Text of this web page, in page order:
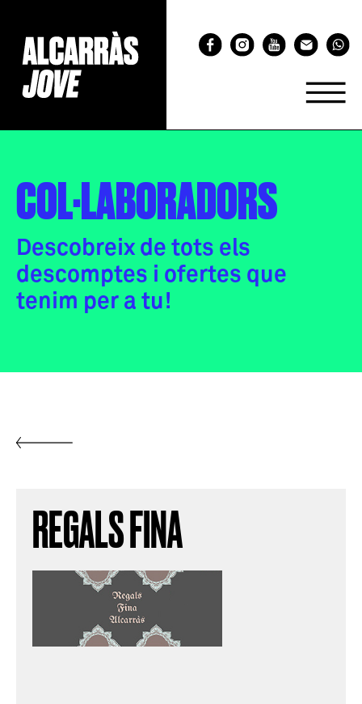
COL·LABORADORS
Descobreix de tots els
descomptes i ofertes que
tenim per a tu!
REGALS FINA